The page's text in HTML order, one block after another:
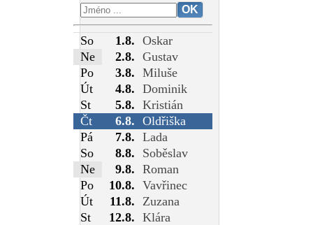
So 1.8. Oskar
Ne
2.8. Gustav
Po
3.8. Miluše
Út
4.8. Dominik
St
5.8. Kristián
Čt
6.8. Oldřiška
Pá
7.8. Lada
So
8.8.
Soběslav
Ne
9.8. Roman
Po
10.8. Vavřinec
Út
11.8.
Zuzana
St
12.8. Klára